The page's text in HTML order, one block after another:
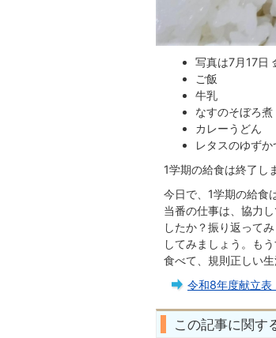
写真は7月17日
ご飯
牛乳
なすのそぼろ煮
カレーうどん
レタスのゆずか
1学期の給食は終了し
今日で、1学期の給食
当番の仕事は、協力
したか？振り返って
してみましょう。も
食べて、規則正しい生
令和8年度献立表
この記事に関す